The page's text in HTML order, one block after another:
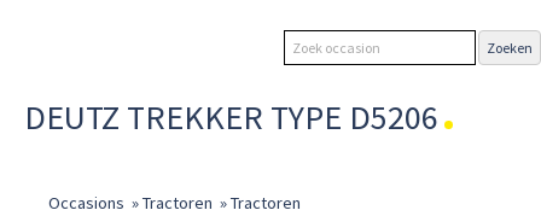
DEUTZ TREKKER TYPE D5206
Occasions »Tractoren »Tractoren